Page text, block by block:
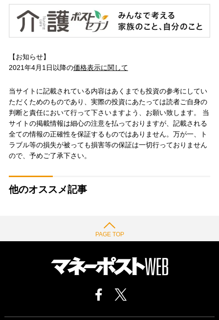
【お知らせ】
2021年4月1日以降の価格表示に関して
当サイトに記載されている内容はあくまでも投資の参考にしてい
ただくためのものであり、実際の投資にあたっては読者ご自身の
判断と責任において行って下さいますよう、お願い致します。 当
サイトの掲載情報は細心の注意を払っておりますが、記載される
全ての情報の正確性を保証するものではありません。万が一、ト
ラブル等の損失が被っても損害等の保証は一切行っておりません
ので、予めご了承下さい。
他のオススメ記事
PAGE TOP